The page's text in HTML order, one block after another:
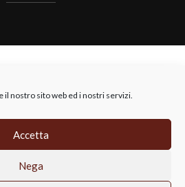
nostro sito web ed i nostri servizi.
Accetta
Nega